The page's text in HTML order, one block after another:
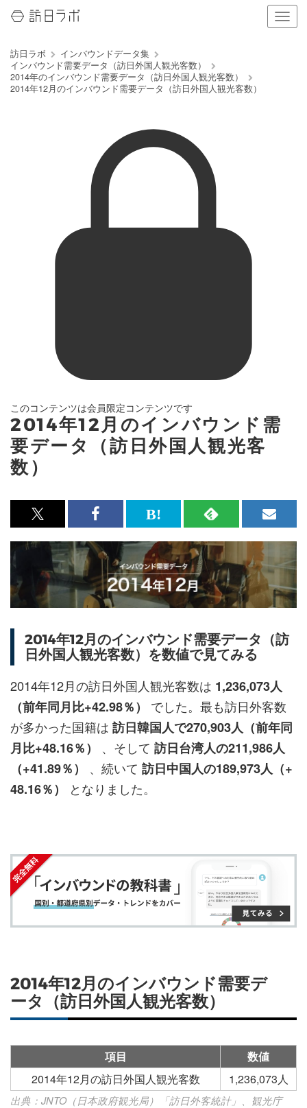
ナ
ビ
訪日ラボ
インバウンドデータ集
インバウンド需要データ（訪日外国人観光客数）
2014年のインバウンド需要データ（訪日外国人観光客数）
2014年12月のインバウンド需要データ（訪日外国人観光客数）
このコンテンツは会員限定コンテンツです
2014年12月のインバウンド需
要データ（訪日外国人観光客
数）
x<br>
で
事
を
ェ
ア
す
る
Facebook<br>
で
記
事
を
ェ
ア
す
る
は
て
な
ブ
ッ
マ
ー
ク
に
追
加
RSS
で
記
事
を
読
す
る
メ
ル
マ
ガ
登
す
2014年12月のインバウンド需要データ（訪
日外国人観光客数）を数値で見てみる
2014年12月の訪日外国人観光客数は 1,236,073人
（前年同月比+42.98％）
でした。最も訪日外客数
が多かった国籍は 訪日韓国人で270,903人（前年同
月比+48.16％）
、そして 訪日台湾人の211,986人
（+41.89％）
、続いて 訪日中国人の189,973人（+
48.16％）
となりました。
2014年12月のインバウンド需要デ
ータ（訪日外国人観光客数）
項目
数値
2014年12月の訪日外国人観光客数
1,236,073人
出典：JNTO（日本政府観光局）「訪日外客統計」、観光庁